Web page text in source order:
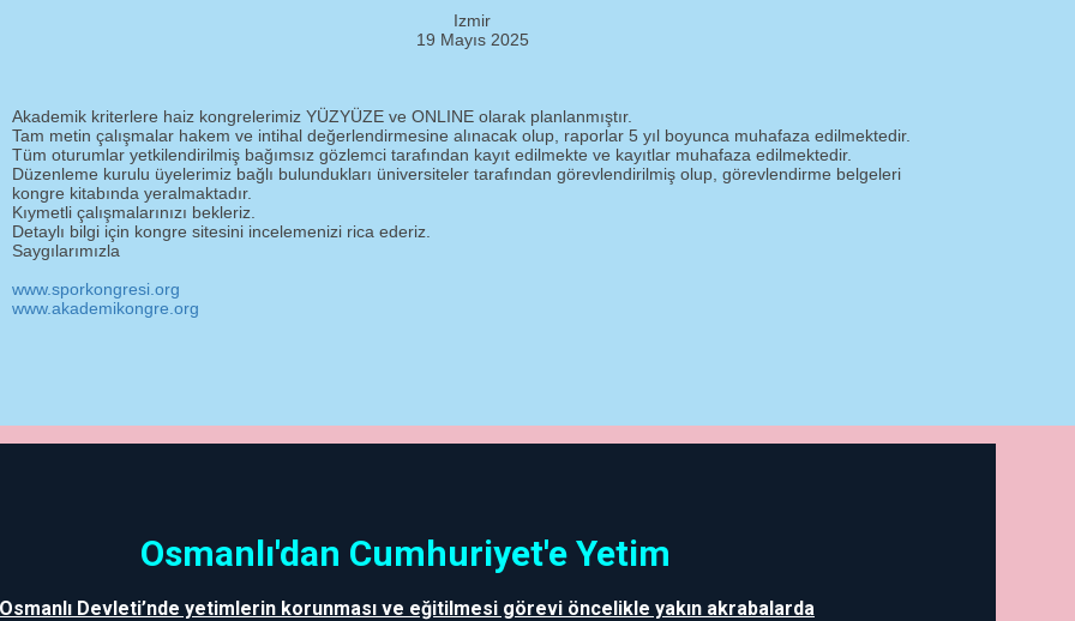
Izmir
19 Mayıs 2025
Akademik kriterlere haiz kongrelerimiz YÜZYÜZE ve ONLINE olarak planlanmıştır.
Tam metin çalışmalar hakem ve intihal değerlendirmesine alınacak olup, raporlar 5 yıl boyunca muhafaza edilmektedir.
Tüm oturumlar yetkilendirilmiş bağımsız gözlemci tarafından kayıt edilmekte ve kayıtlar muhafaza edilmektedir.
Düzenleme kurulu üyelerimiz bağlı bulundukları üniversiteler tarafından görevlendirilmiş olup, görevlendirme belgeleri
kongre kitabında yeralmaktadır.
Kıymetli çalışmalarınızı bekleriz.
Detaylı bilgi için kongre sitesini incelemenizi rica ederiz.
Saygılarımızla
www.sporkongresi.org
www.akademikongre.org
Osmanlı'dan Cumhuriyet'e Yetim
Devleti’nde yetimlerin korunması ve eğitilmesi görevi öncelikle yakın akrabalarda